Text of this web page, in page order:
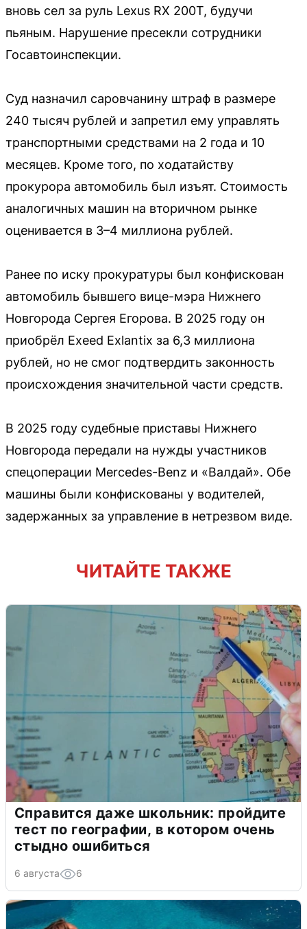
вновь сел за руль Lexus RX 200T, будучи
пьяным. Нарушение пресекли сотрудники
Госавтоинспекции.
Суд назначил саровчанину штраф в размере
240 тысяч рублей и запретил ему управлять
транспортными средствами на 2 года и 10
месяцев. Кроме того, по ходатайству
прокурора автомобиль был изъят. Стоимость
аналогичных машин на вторичном рынке
оценивается в 3–4 миллиона рублей.
Ранее по иску прокуратуры был конфискован
автомобиль бывшего вице-мэра Нижнего
Новгорода Сергея Егорова. В 2025 году он
приобрёл Exeed Exlantix за 6,3 миллиона
рублей, но не смог подтвердить законность
происхождения значительной части средств.
В 2025 году судебные приставы Нижнего
Новгорода передали на нужды участников
спецоперации Mercedes-Benz и «Валдай». Обе
машины были конфискованы у водителей,
задержанных за управление в нетрезвом виде.
ЧИТАЙТЕ ТАКЖЕ
Справится даже школьник: пройдите
тест по географии, в котором очень
стыдно ошибиться
6 августа 6